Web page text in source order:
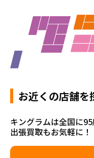
お近くの店舗を
キングラムは全国に95
出張買取もお気軽に！